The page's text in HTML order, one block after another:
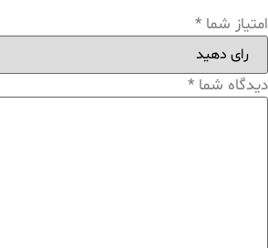
امتیاز شما *
دیدگاه شما *